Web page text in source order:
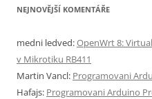
NEJNOVĚJŠÍ KOMENTÁŘE
medni ledved:OpenWrt 8:
v Mikrotiku RB411
Martin Vancl: Programovani
Hafajs: Programovani Arduino